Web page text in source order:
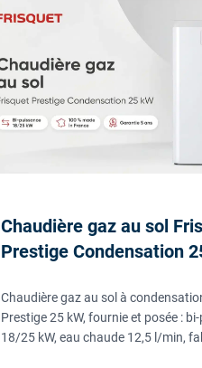
Chaudière gaz au sol
Prestige Condensation
Chaudière gaz au sol à
Prestige 25 kW, fournie et posée :
18/25 kW, eau chaude 12,5 l/min,